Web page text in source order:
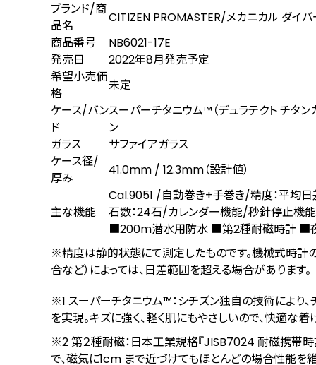
ブランド/商
品名
CITIZEN PROMASTER/メカニカル ダイ
商品番号
NB6021-17E
発売日
2022年8月発売予定
希望小売価
格
未定
ケース/バン
ド
スーパーチタニウム™（デュラテクト チタン
ン
ガラス
サファイアガラス
ケース径/
厚み
41.0mm / 12.3mm（設計値）
主な機能
Cal.9051 /⾃動巻き+⼿巻き/精度：平均
⽯数：24⽯/カレンダー機能/秒針停⽌機能
■200m潜水用防水 ■第2種耐磁時計 ■夜
※精度は静的状態にて測定したものです。機械式時計
合など）によっては、⽇差範囲を超える場合があります。
※1 スーパーチタニウム™：シチズン独自の技術により
を実現。キズに強く、軽く肌にもやさしいので、快適な
※2 第２種耐磁：日本工業規格『JISB7024 耐磁携帯
で、磁気に1cm まで近づけてもほとんどの場合性能を